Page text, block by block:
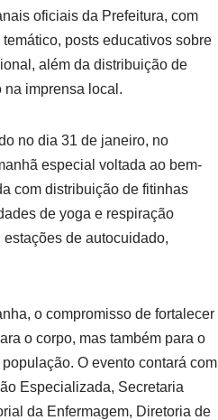
oficiais da Prefeitura, com
posts educativos sobre
além da distribuição de
imprensa local.
no dia 31 de janeiro, no
especial voltada ao bem-
com distribuição de fitinhas
de yoga e respiração
de autocuidado,
o compromisso de fortalecer
o corpo, mas também para o
O evento contará com
Especializada, Secretaria
da Enfermagem, Diretoria de